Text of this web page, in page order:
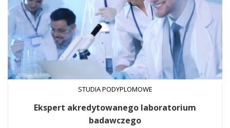
STUDIA PODYPLOMOWE
Ekspert akredytowanego laboratorium
badawczego